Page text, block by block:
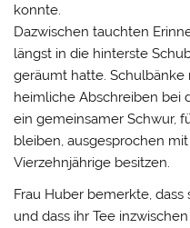
konnte.
Dazwischen tauchten
längst in die hinterste
geräumt hatte.
heimliche Abschreiben bei
ein gemeinsamer Schwur,
bleiben, ausgesprochen
Vierzehnjährige besitzen.
Frau Huber bemerkte,
und dass ihr Tee